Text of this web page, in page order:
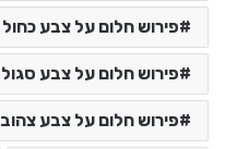
פירוש חלום על צבע כחול
פירוש חלום על צבע סגול
פירוש חלום על צבע צהוב